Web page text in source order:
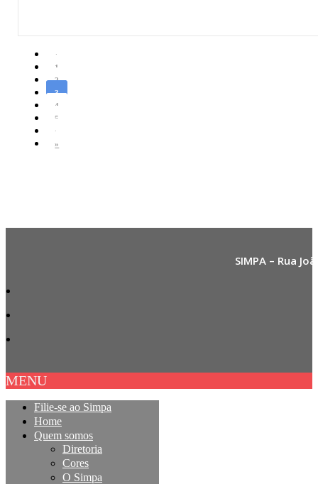
‹
1
2
3
4
5
›
»
SIMPA – Rua
MENU
Filie-se ao Simpa
Home
Quem somos
Diretoria
Cores
O Simpa